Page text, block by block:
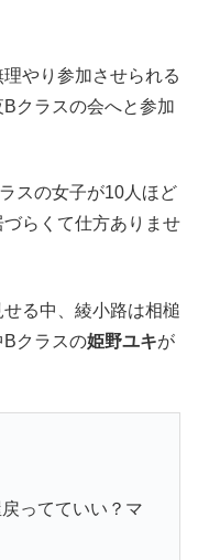
やり参加させられる
クラスの会へと参加
スの女子が10人ほど
らくて仕方ありませ
る中、綾小路は相槌
Bクラスの姫野ユキが
ってていい？マ